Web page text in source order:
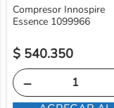
Compresor Innospire
Essence 1099966
$ 540.350
－